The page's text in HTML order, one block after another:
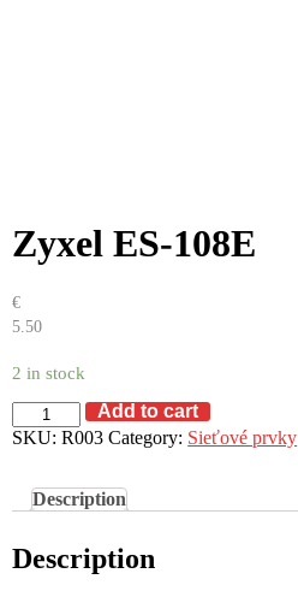
Zyxel ES-108E
€
5.50
2 in stock
Zyxel
ES-
Add to cart
SKU:R003 Category: Sieťové prvky
Description
Description